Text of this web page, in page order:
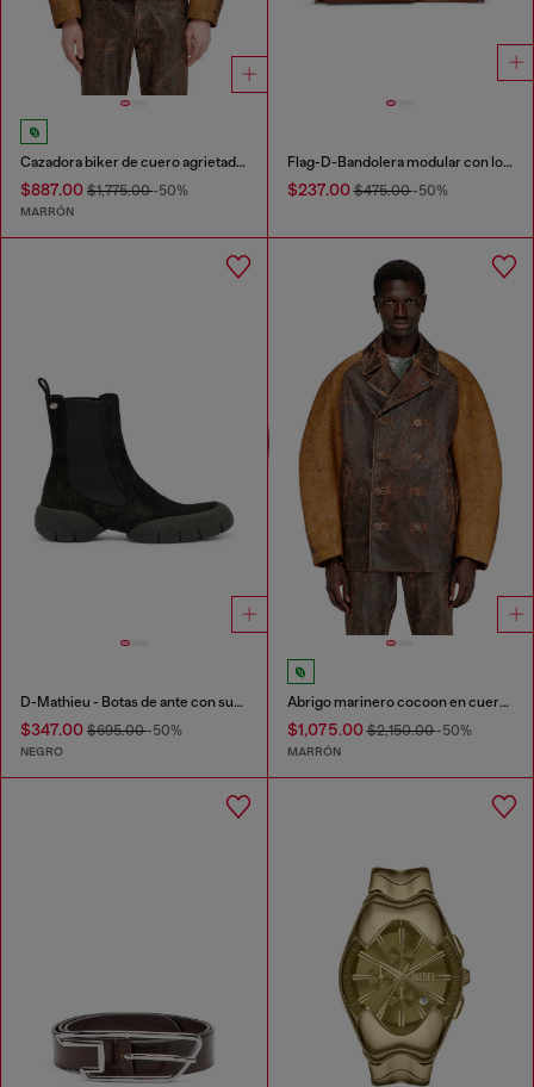
Cazadora biker de cuero agrietado con mangas tipo capullo
$887.00 $1,775.00-50%
MARRÓN
Flag-D-Bandolera modular con logo en relieve y lavado oscuro
$237.00$475.00-50%
D-Mathieu - Botas de ante con suela de goma
$347.00 $695.00-50%
NEGRO
Abrigo marinero cocoon en cuero efecto agrietado
$1,075.00$2,150.00-50%
MARRÓN